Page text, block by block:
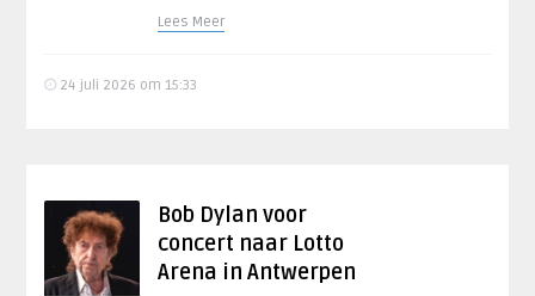
Lees Meer
24 juli 2026 om 15:33
Bob Dylan voor
concert naar Lotto
Arena in Antwerpen